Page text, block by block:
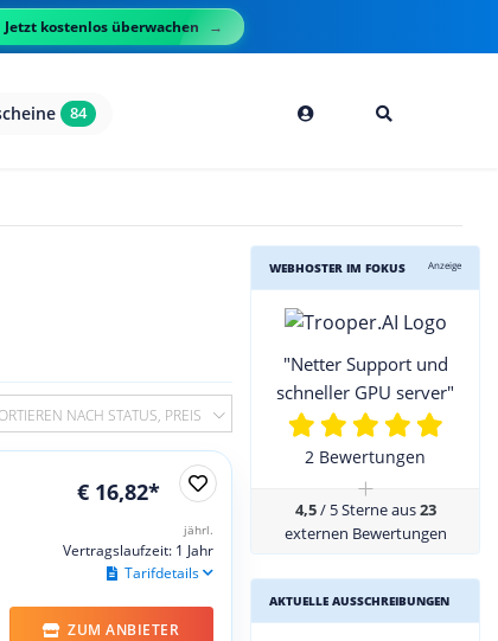
Jetzt kostenlos überwachen
84
NACH STATUS, PREIS
€ 16,82*
jährl.
Vertragslaufzeit: 1 Jahr
Tarifdetails
ZUM ANBIETER
WEBHOSTER IM FOKUS Anzeige
"Netter Support und
schneller GPU server"
2 Bewertungen
+
4,5/ 5 Sterne aus23
externen Bewertungen
AKTUELLE AUSSCHREIBUNGEN